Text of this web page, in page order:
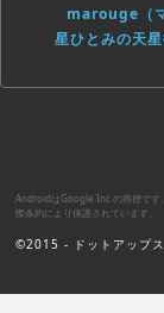
marouge（
星ひとみの天
AndroidはGoogle Inc.の商標です
際条約により保護されています。
©2015 - ドットアップス